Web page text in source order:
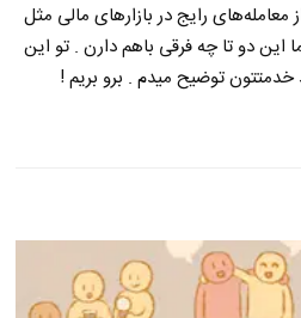
معامله‌های رایج در بازارهای مالی مثل
این دو تا چه فرقی باهم دارن . تو این
توضیح میدم . برو بریم !